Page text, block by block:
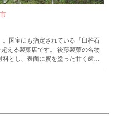
国宝にも指定されている「臼杵石
える製菓店です。 後藤製菓の名物
とし、表面に蜜を塗った甘く歯応
し、新ブランド「IKUSU ATIO（イ
歴史を受け継ぎながら積極的に新